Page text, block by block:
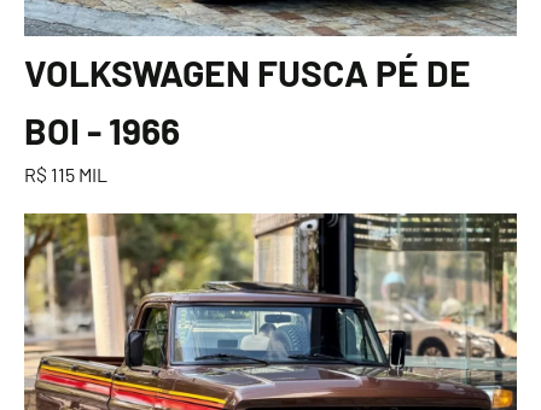
VOLKSWAGEN FUSCA PÉ DE
BOI - 1966
R$ 115 MIL